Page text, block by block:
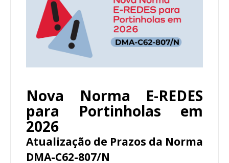
Nova Norma E-REDES
para Portinholas em
2026
Atualização de Prazos da Norma
DMA-C62-807/N